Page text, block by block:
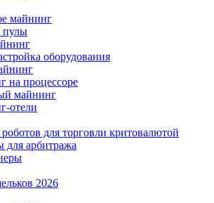
майнинг
оборудования
на процессоре
майнинг
отели
для торговли критовалютой
для арбитража
2026